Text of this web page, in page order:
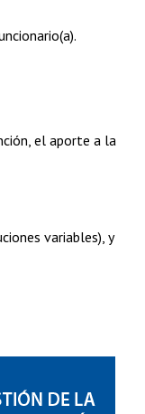
el aporte a la
variables), y